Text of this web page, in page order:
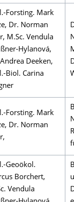
Forsting. Mark
Dr. Norman
M.Sc. Vendula
Hylanová,
Deeken,
Biol. Carina
Forsting. Mark
Dr. Norman
Geoökol.
Borchert,
Vendula